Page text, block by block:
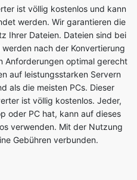
Anforderungen optimal gerecht
auf leistungsstarken Servern
als die meisten PCs. Dieser
ist völlig kostenlos. Jeder,
oder PC hat, kann auf dieses
verwenden. Mit der Nutzung
Gebühren verbunden.